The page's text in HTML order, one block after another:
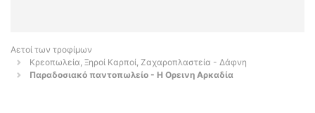
Αετοί των τροφίμων
Κρεοπωλεία, Ξηροί Καρποί, Ζαχαροπλαστεία - Δάφνη
Παραδοσιακό παντοπωλείο - Η Ορεινη Αρκαδία